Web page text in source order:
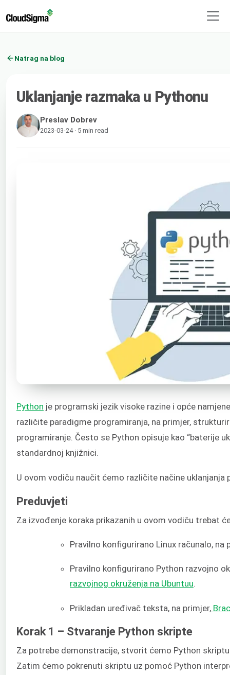
Natrag na blog
Uklanjanje razmaka u Pythonu
Preslav Dobrev
2023-03-24 · 5 min read
Python je programski jezik visoke razine i opće
različite paradigme programiranja, na primjer,
programiranje. Često se Python opisuje kao “baterije
standardnoj knjižnici.
U ovom vodiču naučit ćemo različite načine uklanjanja
Preduvjeti
Za izvođenje koraka prikazanih u ovom vodiču trebat
Pravilno konfigurirano Linux računalo, na
Pravilno konfigurirano Python razvojno
razvojnog okruženja na Ubuntuu.
Prikladan uređivač teksta, na primjer,
Korak 1 – Stvaranje Python skripte
Za potrebe demonstracije, stvorit ćemo Python
Zatim ćemo pokrenuti skriptu uz pomoć Python